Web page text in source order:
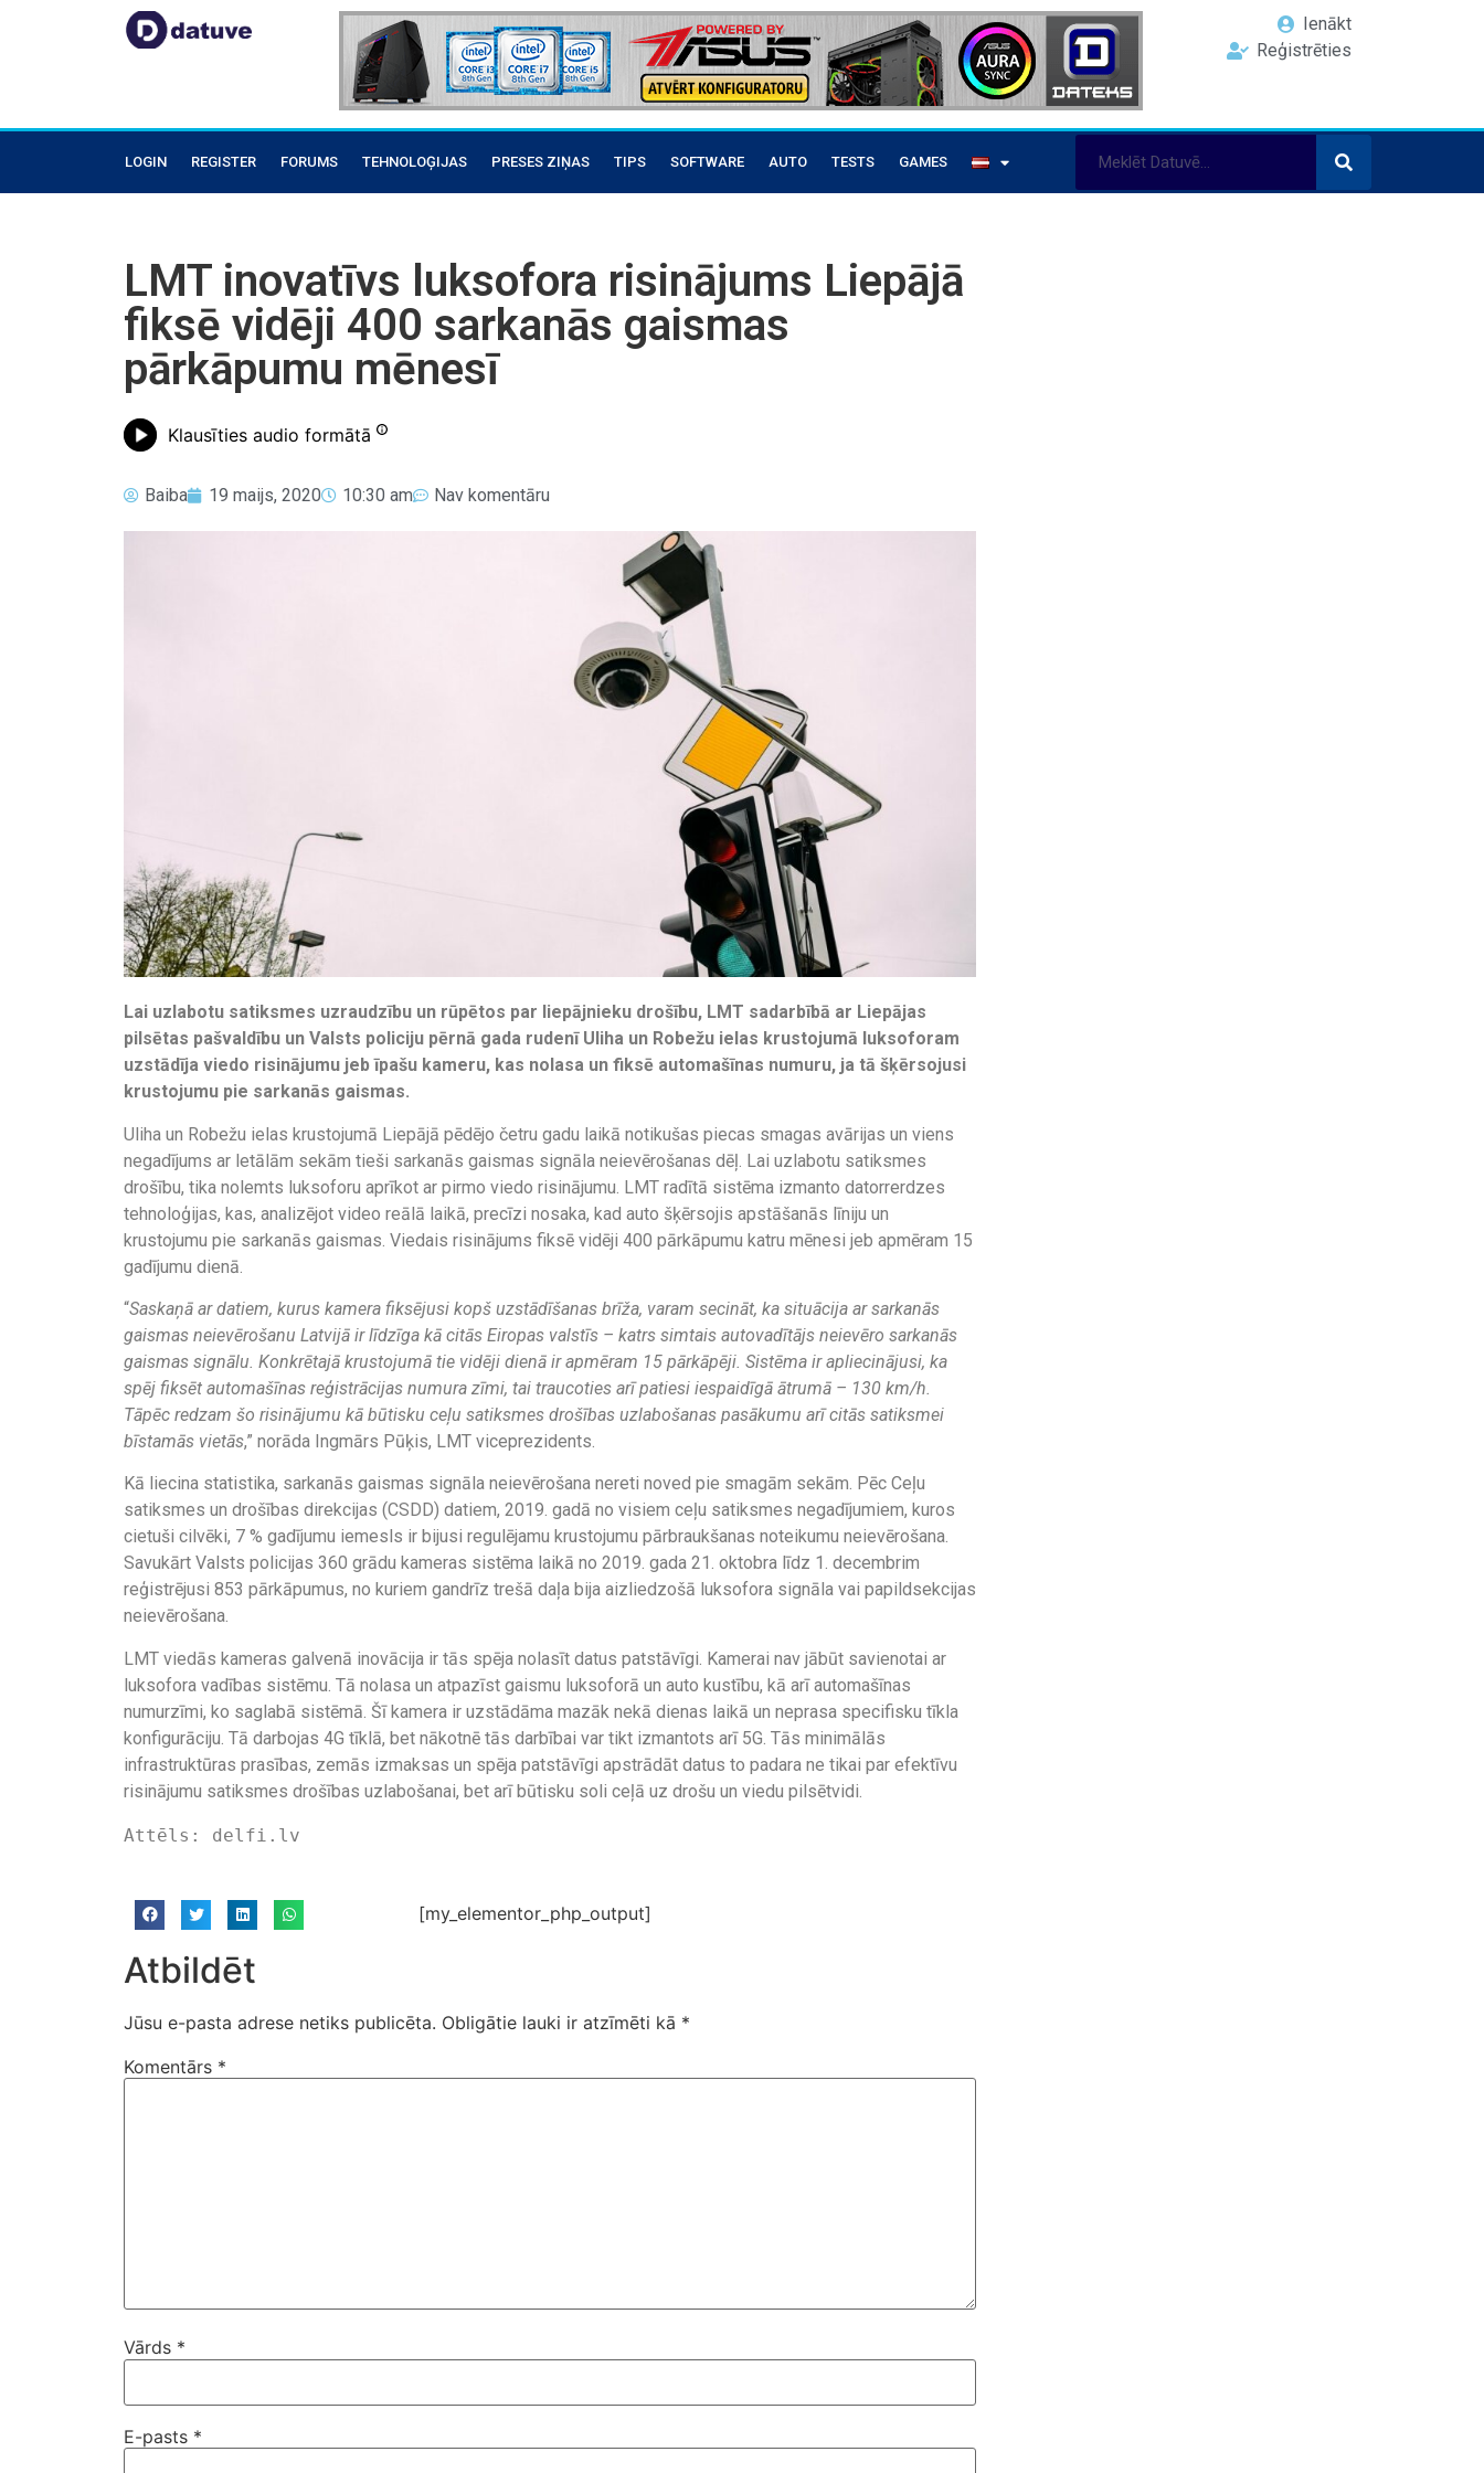
Ienākt
Reģistrēties
LOGIN REGISTER FORUMS TEHNOLOĢIJAS PRESES ZIŅAS TIPS SOFTWARE AUTO TESTS GAMES
LMT inovatīvs luksofora risinājums Liepājā
fiksē vidēji 400 sarkanās gaismas
pārkāpumu mēnesī
Klausīties audio formātā
Baiba 19 maijs, 2020 10:30 am Nav komentāru
Lai uzlabotu satiksmes uzraudzību un rūpētos par liepājnieku drošību, LMT sadarbībā ar Liepājas
pilsētas pašvaldību un Valsts policiju pērnā gada rudenī Uliha un Robežu ielas krustojumā luksoforam
uzstādīja viedo risinājumu jeb īpašu kameru, kas nolasa un fiksē automašīnas numuru, ja tā šķērsojusi
krustojumu pie sarkanās gaismas.
Uliha un Robežu ielas krustojumā Liepājā pēdējo četru gadu laikā notikušas piecas smagas avārijas un viens
negadījums ar letālām sekām tieši sarkanās gaismas signāla neievērošanas dēļ. Lai uzlabotu satiksmes
drošību, tika nolemts luksoforu aprīkot ar pirmo viedo risinājumu. LMT radītā sistēma izmanto datorrerdzes
tehnoloģijas, kas, analizējot video reālā laikā, precīzi nosaka, kad auto šķērsojis apstāšanās līniju un
krustojumu pie sarkanās gaismas. Viedais risinājums fiksē vidēji 400 pārkāpumu katru mēnesi jeb apmēram 15
gadījumu dienā.
“Saskaņā ar datiem, kurus kamera fiksējusi kopš uzstādīšanas brīža, varam secināt, ka situācija ar sarkanās
gaismas neievērošanu Latvijā ir līdzīga kā citās Eiropas valstīs – katrs simtais autovadītājs neievēro sarkanās
gaismas signālu. Konkrētajā krustojumā tie vidēji dienā ir apmēram 15 pārkāpēji. Sistēma ir apliecinājusi, ka
spēj fiksēt automašīnas reģistrācijas numura zīmi, tai traucoties arī patiesi iespaidīgā ātrumā – 130 km/h.
Tāpēc redzam šo risinājumu kā būtisku ceļu satiksmes drošības uzlabošanas pasākumu arī citās satiksmei
bīstamās vietās,” norāda Ingmārs Pūķis, LMT viceprezidents.
Kā liecina statistika, sarkanās gaismas signāla neievērošana nereti noved pie smagām sekām. Pēc Ceļu
satiksmes un drošības direkcijas (CSDD) datiem, 2019. gadā no visiem ceļu satiksmes negadījumiem, kuros
cietuši cilvēki, 7 % gadījumu iemesls ir bijusi regulējamu krustojumu pārbraukšanas noteikumu neievērošana.
Savukārt Valsts policijas 360 grādu kameras sistēma laikā no 2019. gada 21. oktobra līdz 1. decembrim
reģistrējusi 853 pārkāpumus, no kuriem gandrīz trešā daļa bija aizliedzošā luksofora signāla vai papildsekcijas
neievērošana.
LMT viedās kameras galvenā inovācija ir tās spēja nolasīt datus patstāvīgi. Kamerai nav jābūt savienotai ar
luksofora vadības sistēmu. Tā nolasa un atpazīst gaismu luksoforā un auto kustību, kā arī automašīnas
numurzīmi, ko saglabā sistēmā. Šī kamera ir uzstādāma mazāk nekā dienas laikā un neprasa specifisku tīkla
konfigurāciju. Tā darbojas 4G tīklā, bet nākotnē tās darbībai var tikt izmantots arī 5G. Tās minimālās
infrastruktūras prasības, zemās izmaksas un spēja patstāvīgi apstrādāt datus to padara ne tikai par efektīvu
risinājumu satiksmes drošības uzlabošanai, bet arī būtisku soli ceļā uz drošu un viedu pilsētvidi.
Attēls: delfi.lv
[my_elementor_php_output]
Atbildēt
Jūsu e-pasta adrese netiks publicēta. Obligātie lauki ir atzīmēti kā *
Komentārs *
Vārds *
E-pasts *